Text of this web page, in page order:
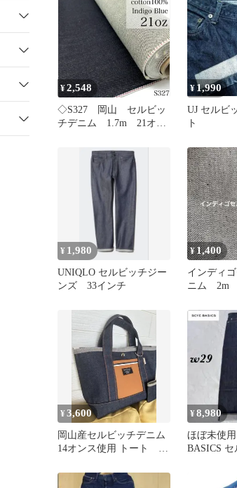
¥2,548
◇S327 岡山 セルビッ
チデニム 1.7m 21オン
赤耳 ハード 岡山産
ヘビーウエイトオンス
セルビッジ ハンドメイ
ド カサデパーノ 生地
の家 日本製 国産
¥ 1,990
UJ セルビ
ト
¥ 1,980
UNIQLO セルビッチジー
ンズ 33インチ
¥1,400
インディ
ニム 2m
¥3,600
岡山産セルビッチデニム
14オンス使用 トート ポ
¥8,980
ほぼ未使
BASICS セ